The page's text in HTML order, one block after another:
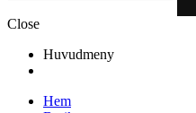
Close
Huvudmeny
Hem